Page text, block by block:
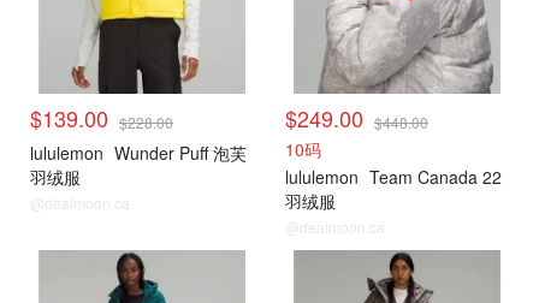
$139.00 $228.00
lululemon Wunder Puff 泡芙
羽绒服
@dealmoon.ca
$249.00 $448.00
10码
lululemon Team Canada 22
羽绒服
@dealmoon.ca
Boxing day 专区 Boxing day 专区